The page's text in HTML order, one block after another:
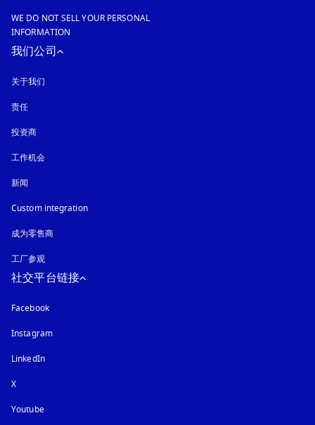
WE DO NOT SELL YOUR PERSONAL
INFORMATION
我们公司
关于我们
责任
投资商
工作机会
新闻
Custom integration
成为零售商
工厂参观
社交平台链接
Facebook
Instagram在新选项卡中打开
LinkedIn
X
Youtube在新选项卡中打开